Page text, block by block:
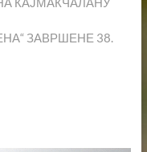
ЗАВРШЕНЕ 38.